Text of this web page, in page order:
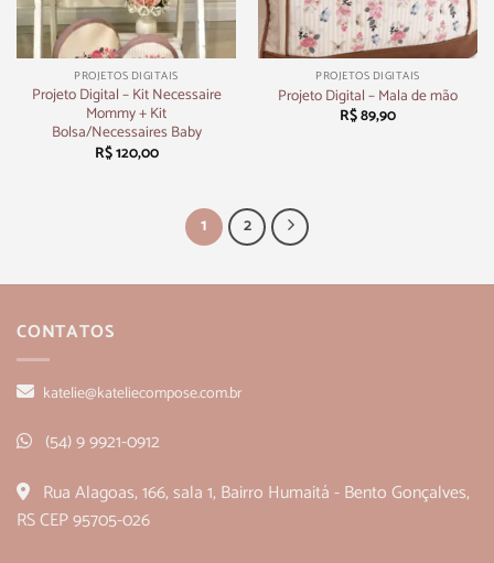
PROJETOS DIGITAIS
Projeto Digital – Kit Necessaire
Mommy + Kit
Bolsa/Necessaires Baby
R$120,00
PROJETOS DIGITAIS
Projeto Digital – Mala de mão
R$89,90
1 2
CONTATOS
katelie@kateliecompose.com.br
(54) 9 9921-0912
Rua Alagoas, 166, sala 1, Bairro Humaitá - Bento Gonçalves,
RS CEP 95705-026